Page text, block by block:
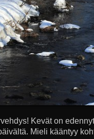
Kevät on
Mieli kääntyy